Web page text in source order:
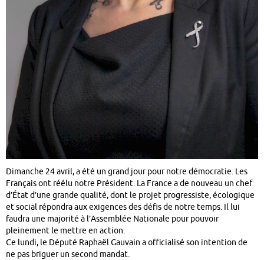
Dimanche 24 avril, a été un grand jour pour notre démocratie. Les
Français ont réélu notre Président. La France a de nouveau un chef
d’État d’une grande qualité, dont le projet progressiste, écologique
et social répondra aux exigences des défis de notre temps. Il lui
faudra une majorité à l’Assemblée Nationale pour pouvoir
pleinement le mettre en action.
Ce lundi, le Député Raphaël Gauvain a officialisé son intention de
ne pas briguer un second mandat.